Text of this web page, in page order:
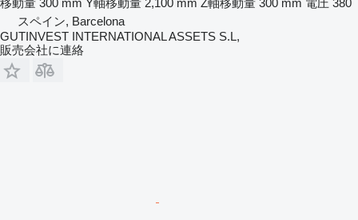
スペイン, Barcelona
GUTINVEST INTERNATIONAL ASSETS S.L,
販売会社に連絡